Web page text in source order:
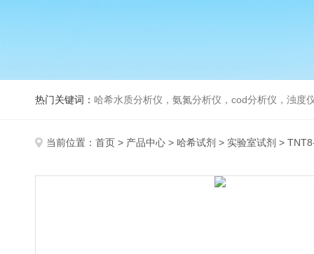
热门关键词： 哈希水质分析仪，氨氮分析仪，cod分析仪，浊度
当前位置： 首页 > 产品中心 > 哈希试剂 > 实验室试剂 >